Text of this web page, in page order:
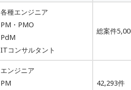
各種エンジニア
PM・PMO
PdM
ITコンサルタント
総案件
エンジニア
PM
42,293件